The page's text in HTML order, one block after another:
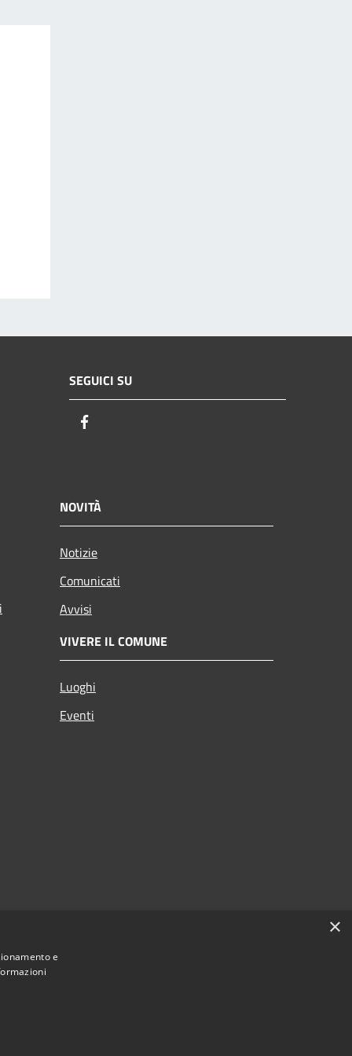
SEGUICI SU
NOVITÀ
Notizie
Comunicati
Avvisi
VIVERE IL COMUNE
Luoghi
Eventi
×
e